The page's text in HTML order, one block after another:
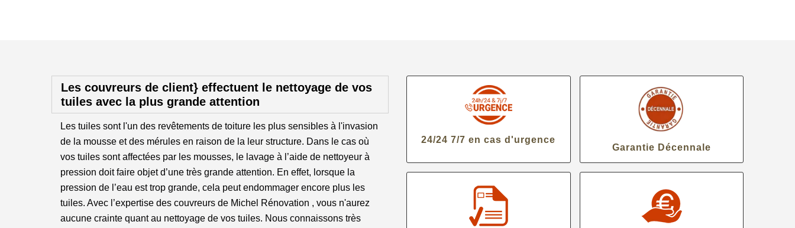
Les couvreurs de client} effectuent le nettoyage de vos
tuiles avec la plus grande attention
Les tuiles sont l'un des revêtements de toiture les plus sensibles à l'invasion
de la mousse et des mérules en raison de la leur structure. Dans le cas où
vos tuiles sont affectées par les mousses, le lavage à l’aide de nettoyeur à
pression doit faire objet d’une très grande attention. En effet, lorsque la
pression de l’eau est trop grande, cela peut endommager encore plus les
tuiles. Avec l’expertise des couvreurs de Michel Rénovation , vous n'aurez
aucune crainte quant au nettoyage de vos tuiles. Nous connaissons très
24/24 7/7 en cas d'urgence
Garantie Décennale